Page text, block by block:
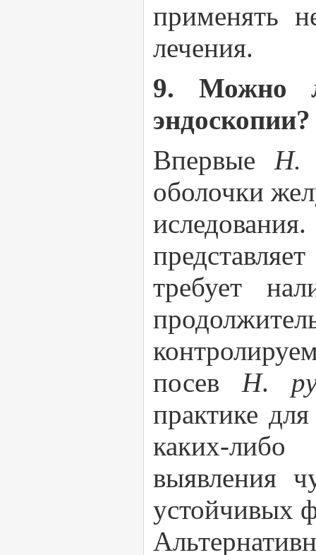
применять
лечения.
9. Можно
Впервые Н.
оболочки
требует
посевH.
практике
каких-либо
выявления
устойчивых